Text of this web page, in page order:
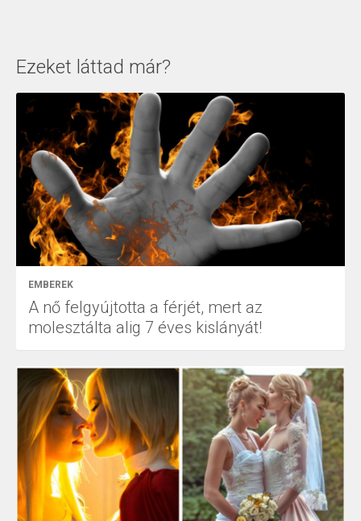
Ezeket láttad már?
EMBEREK
A nő felgyújtotta a férjét, mert az
molesztálta alig 7 éves kislányát!